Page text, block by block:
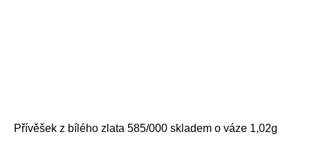
Přívěšek z bílého zlata 585/000 skladem o váze 1,02g